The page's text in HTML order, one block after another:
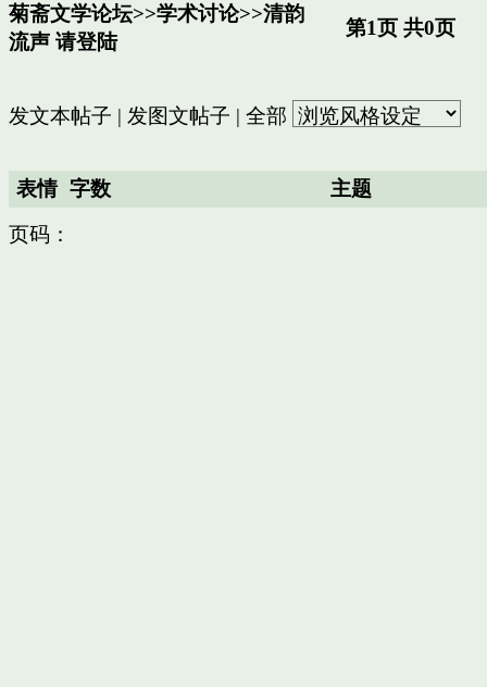
菊斋文学论坛>>学术讨论>>清韵
流声 请登陆
第1页 共0页
发文本帖子 | 发图文帖子 | 全部
表情 字数
主题
页码：